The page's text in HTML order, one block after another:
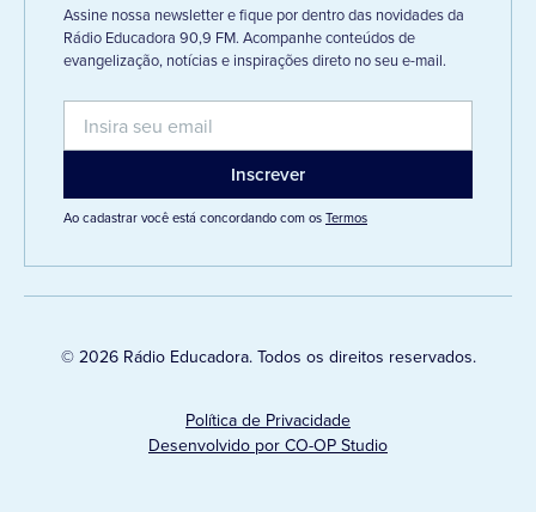
Assine nossa newsletter e fique por dentro das novidades da
Rádio Educadora 90,9 FM. Acompanhe conteúdos de
evangelização, notícias e inspirações direto no seu e-mail.
Ao cadastrar você está concordando com osTermos
© 2026 Rádio Educadora. Todos os direitos reservados.
Política de Privacidade
Desenvolvido por CO-OP Studio